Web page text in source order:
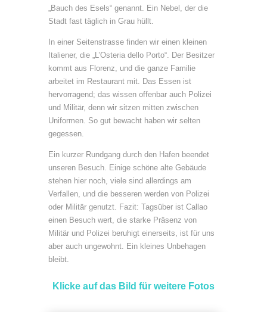
„Bauch des Esels“ genannt. Ein Nebel, der die
Stadt fast täglich in Grau hüllt.
In einer Seitenstrasse finden wir einen kleinen
Italiener, die „L’Osteria dello Porto“. Der Besitzer
kommt aus Florenz, und die ganze Familie
arbeitet im Restaurant mit. Das Essen ist
hervorragend; das wissen offenbar auch Polizei
und Militär, denn wir sitzen mitten zwischen
Uniformen. So gut bewacht haben wir selten
gegessen.
Ein kurzer Rundgang durch den Hafen beendet
unseren Besuch. Einige schöne alte Gebäude
stehen hier noch, viele sind allerdings am
Verfallen, und die besseren werden von Polizei
oder Militär genutzt. Fazit: Tagsüber ist Callao
einen Besuch wert, die starke Präsenz von
Militär und Polizei beruhigt einerseits, ist für uns
aber auch ungewohnt. Ein kleines Unbehagen
bleibt.
Klicke auf das Bild für weitere Fotos